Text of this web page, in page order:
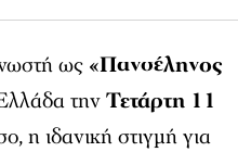
ως «Πανσέληνος
τηνΤετάρτη 11
η ιδανική στιγμή για